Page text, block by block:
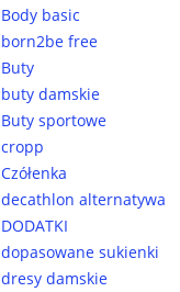
Body basic
born2be free
Buty
buty damskie
Buty sportowe
cropp
Czółenka
decathlon alternatywa
DODATKI
dopasowane sukienki
dresy damskie